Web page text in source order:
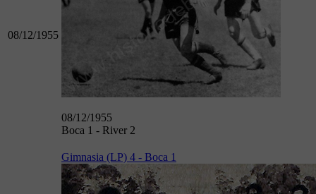
08/12/1955
08/12/1955
Boca 1 - River 2
Gimnasia (LP) 4 - Boca 1